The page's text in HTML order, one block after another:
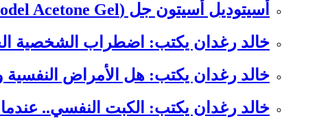
أسيتوديل أسيتون جل (Acetodel Acetone Gel): ثورة في إزالة طلاء…
خالد رغدان يكتب: ​اضطراب الشخصية
خالد رغدان يكتب: هل الأمراض النفسية
خالد رغدان يكتب: الكبت النفسي..